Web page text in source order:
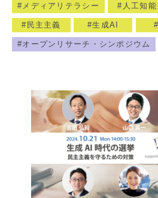
メディアリテラシー 人工知能
民主主義 生成AI
オープンリサーチ・シンポジウム